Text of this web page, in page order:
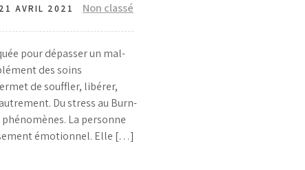
21 AVRIL 2021 Non classé
pour dépasser un mal-
des soins
de souffler, libérer,
Du stress au Burn-
La personne
émotionnel. Elle […]